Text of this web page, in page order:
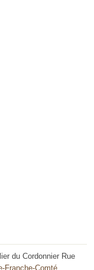
du Cordonnier Rue
Franche-Comté